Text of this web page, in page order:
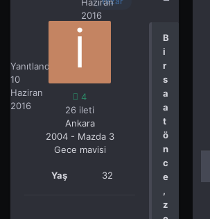
Yanıtlandı
10
Haziran
2016
4
26 ileti
Ankara
2004 - Mazda 3
Gece mavisi
Yaş 32
2016
B
i
r
s
a
a
t
ö
n
c
e
,
z